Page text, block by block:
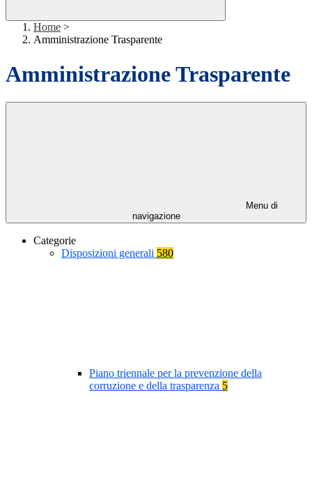
Home >
Amministrazione Trasparente
Amministrazione Trasparente
Menu di
navigazione
Categorie
Disposizioni generali 580
Piano triennale per la prevenzione della
corruzione e della trasparenza 5